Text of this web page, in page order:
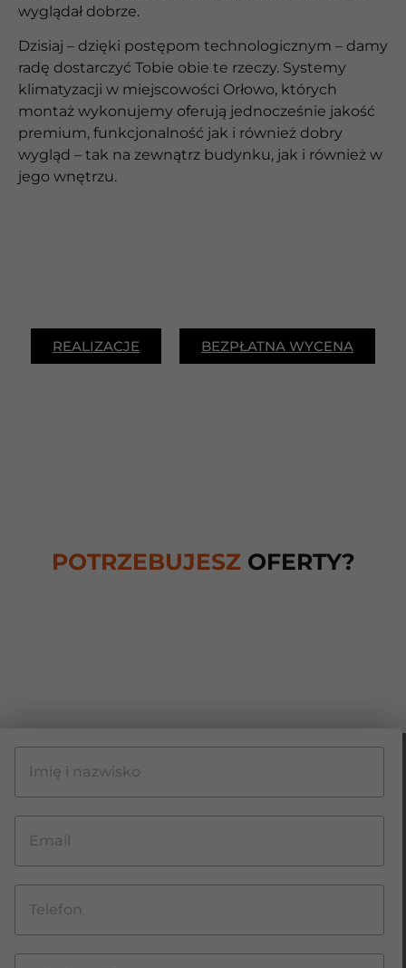
wyglądał dobrze.
Dzisiaj – dzięki postępom technologicznym – damy
radę dostarczyć Tobie obie te rzeczy. Systemy
klimatyzacji w miejscowości Orłowo, których
montaż wykonujemy oferują jednocześnie jakość
premium, funkcjonalność jak i również dobry
wygląd – tak na zewnątrz budynku, jak i również w
jego wnętrzu.
REALIZACJE BEZPŁATNA WYCENA
POTRZEBUJESZ OFERTY?